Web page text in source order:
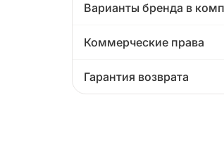
Варианты бренда в
Коммерческие права
Гарантия возврата